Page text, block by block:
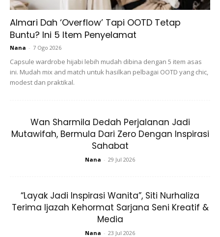
Almari Dah ‘Overflow’ Tapi OOTD Tetap
Buntu? Ini 5 Item Penyelamat
Nana - 7 Ogo 2026
Capsule wardrobe hijabi lebih mudah dibina dengan 5 item asas
ini. Mudah mix and match untuk hasilkan pelbagai OOTD yang chic,
modest dan praktikal.
Wan Sharmila Dedah Perjalanan Jadi
Mutawifah, Bermula Dari Zero Dengan Inspirasi
Sahabat
Nana - 29 Jul 2026
“Layak Jadi Inspirasi Wanita”, Siti Nurhaliza
Terima Ijazah Kehormat Sarjana Seni Kreatif &
Media
Nana - 23 Jul 2026